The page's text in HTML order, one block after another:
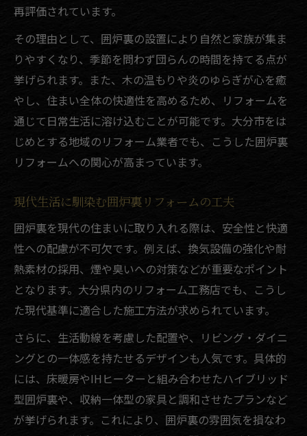
再評価されています。
その理由として、囲炉裏の設置により自然と家族が集ま
りやすくなり、季節を問わず団らんの時間を持てる点が
挙げられます。また、木の温もりや炎のゆらぎが心を癒
やし、住まい全体の快適性を高めるため、リフォームを
通じて日常生活に溶け込むことが可能です。大分市をは
じめとする地域のリフォーム業者でも、こうした囲炉裏
リフォームへの関心が高まっています。
現代生活に馴染む囲炉裏リフォームの工夫
囲炉裏を現代の住まいに取り入れる際は、安全性と快適
性への配慮が不可欠です。例えば、換気設備の強化や耐
熱素材の採用、煙や臭いへの対策などが重要なポイント
となります。大分県内のリフォーム工務店でも、こうし
た現代基準に適合した施工方法が求められています。
さらに、生活動線を考慮した配置や、リビング・ダイニ
ングとの一体感を持たせるデザインも人気です。具体的
には、床暖房やIHヒーターと組み合わせたハイブリッド
型囲炉裏や、収納一体型の家具と調和させたプランなど
が挙げられます。これにより、囲炉裏の雰囲気を損なわ